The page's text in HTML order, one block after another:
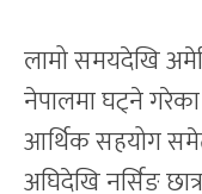
लामो समयदेखि
नेपालमा घट्ने गरेका
आर्थिक सहयोग
अघिदेखि नर्सिङ